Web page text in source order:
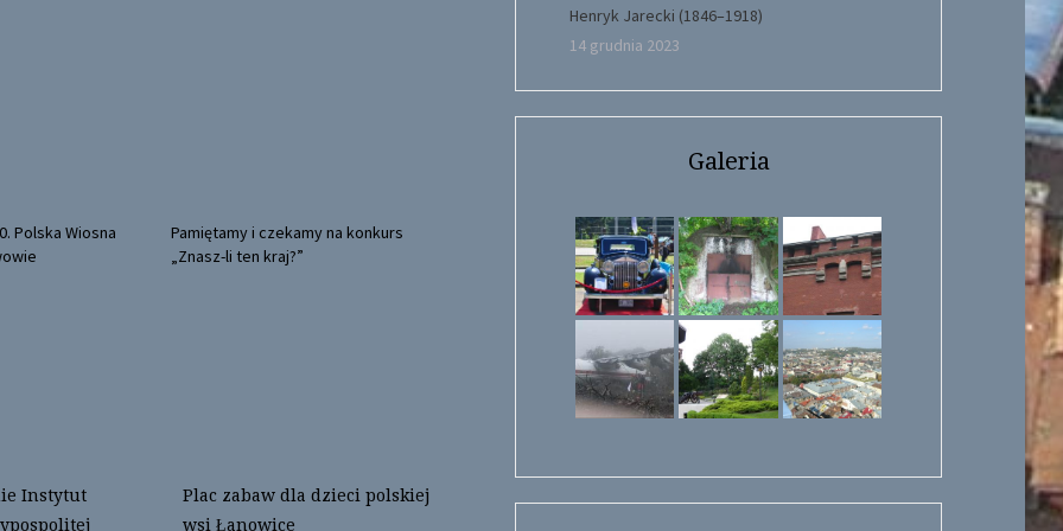
Polska Wiosna
Pamiętamy i czekamy na konkurs
„Znasz-li ten kraj?”
Instytut
Plac zabaw dla dzieci polskiej
wsi Łanowice
Henryk Jarecki (1846–1918)
14 grudnia 2023
Galeria